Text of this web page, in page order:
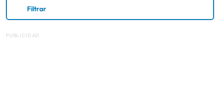
Filtrar
PUBLICIDAD